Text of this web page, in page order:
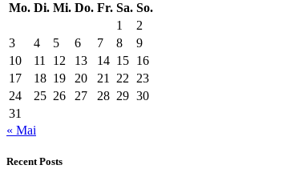
Mo. Di. Mi. Do. Fr. Sa. So.
1
2
3
4 5 6 7 8
9
10
11 12 13 14 15 16
17
18 19 20 21 22
23
24
25 26 27 28 29 30
31
« Mai
Recent Posts